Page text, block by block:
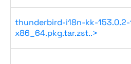
thunderbird-i18n-kk-153.0.2-
x86_64.pkg.tar.zst..>